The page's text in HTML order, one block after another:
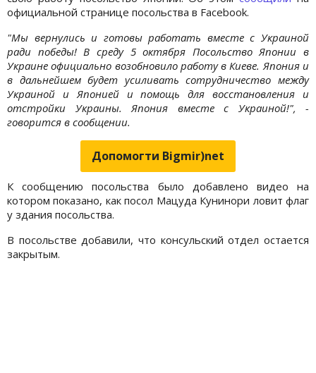
официальной странице посольства в Facebook.
"Мы вернулись и готовы работать вместе с Украиной
ради победы! В среду 5 октября Посольство Японии в
Украине официально возобновило работу в Киеве. Япония и
в дальнейшем будет усиливать сотрудничество между
Украиной и Японией и помощь для восстановления и
отстройки Украины. Япония вместе с Украиной!", -
говорится в сообщении.
Допомогти Bigmir)net
К сообщению посольства было добавлено видео на
котором показано, как посол Мацуда Кунинори ловит флаг
у здания посольства.
В посольстве добавили, что консульский отдел остается
закрытым.